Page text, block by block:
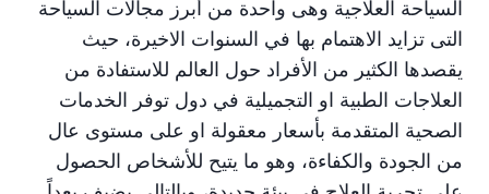
السياحة العلاجية وهى واحدة من أبرز مجالات السياحة
التى تزايد الاهتمام بها في السنوات الاخيرة، حيث
يقصدها الكثير من الأفراد حول العالم للاستفادة من
العلاجات الطبية او التجميلية في دول توفر الخدمات
الصحية المتقدمة بأسعار معقولة او على مستوى عال
من الجودة والكفاءة، وهو ما يتيح للأشخاص الحصول